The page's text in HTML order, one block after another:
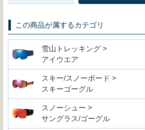
この商品が属するカテゴリ
雪山トレッキング >
アイウエア
スキー/スノーボード >
スキーゴーグル
スノーシュー >
サングラス/ゴーグル